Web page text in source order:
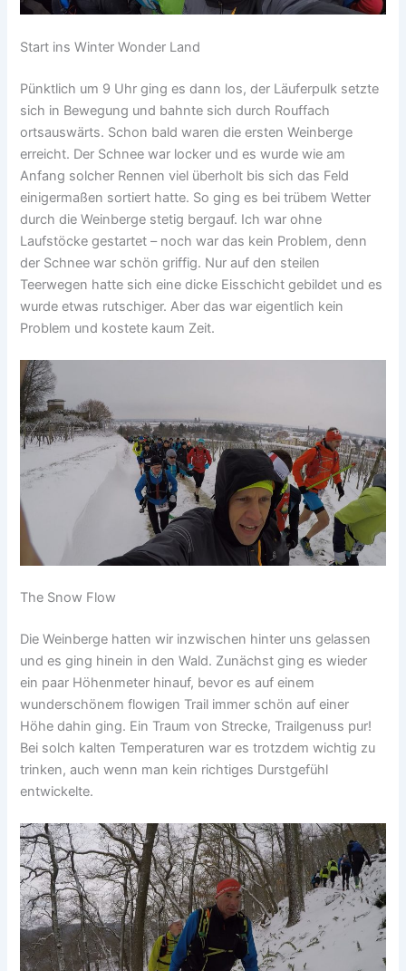
Start ins Winter Wonder Land
Pünktlich um 9 Uhr ging es dann los, der Läuferpulk setzte
sich in Bewegung und bahnte sich durch Rouffach
ortsauswärts. Schon bald waren die ersten Weinberge
erreicht. Der Schnee war locker und es wurde wie am
Anfang solcher Rennen viel überholt bis sich das Feld
einigermaßen sortiert hatte. So ging es bei trübem Wetter
durch die Weinberge stetig bergauf. Ich war ohne
Laufstöcke gestartet – noch war das kein Problem, denn
der Schnee war schön griffig. Nur auf den steilen
Teerwegen hatte sich eine dicke Eisschicht gebildet und es
wurde etwas rutschiger. Aber das war eigentlich kein
Problem und kostete kaum Zeit.
The Snow Flow
Die Weinberge hatten wir inzwischen hinter uns gelassen
und es ging hinein in den Wald. Zunächst ging es wieder
ein paar Höhenmeter hinauf, bevor es auf einem
wunderschönem flowigen Trail immer schön auf einer
Höhe dahin ging. Ein Traum von Strecke, Trailgenuss pur!
Bei solch kalten Temperaturen war es trotzdem wichtig zu
trinken, auch wenn man kein richtiges Durstgefühl
entwickelte.